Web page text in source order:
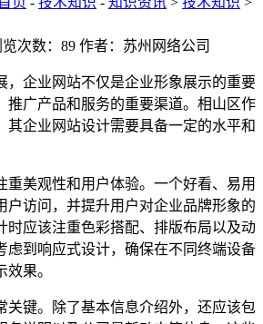
览次数：89 作者：苏州网络公司
，企业网站不仅是企业形象展示的重要
推广产品和服务的重要渠道。相山区作
其企业网站设计需要具备一定的水平和
重美观性和用户体验。一个好看、易用
户访问，并提升用户对企业品牌形象的
时应该注重色彩搭配、排版布局以及动
虑到响应式设计，确保在不同终端设备
果。
关键。除了基本信息介绍外，还应该包